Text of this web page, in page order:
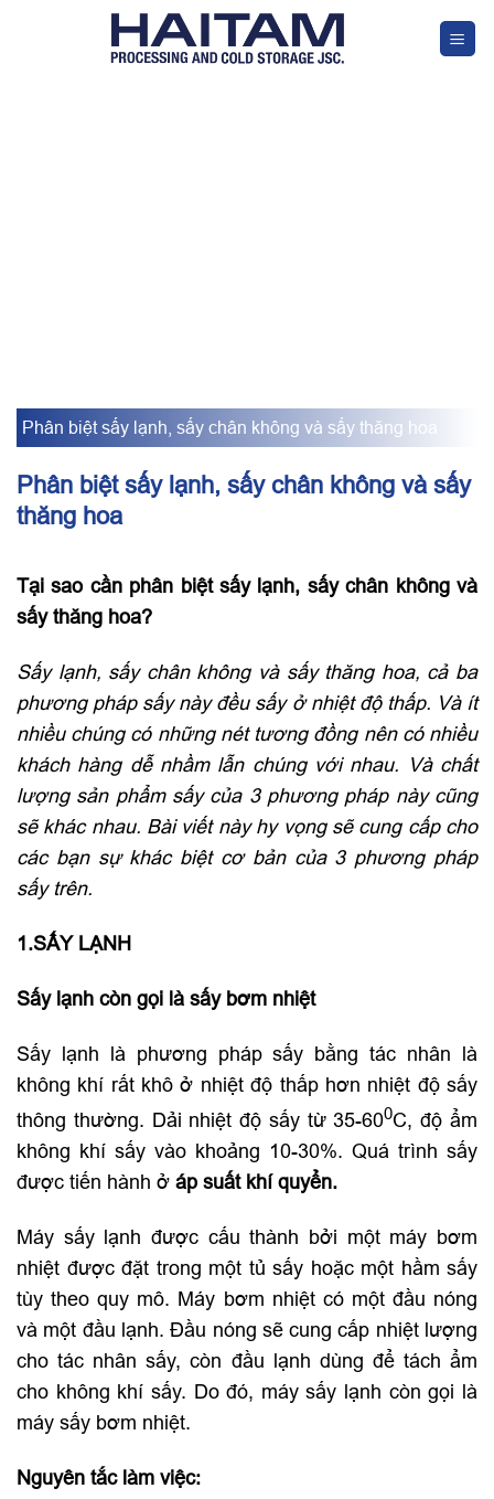
Phân biệt sấy lạnh, sấy chân không và sấy thăng hoa
Phân biệt sấy lạnh, sấy chân không và sấy
thăng hoa
Tại sao cần phân biệt sấy lạnh, sấy chân không và
sấy thăng hoa?
Sấy lạnh, sấy chân không và sấy thăng hoa, cả ba
phương pháp sấy này đều sấy ở nhiệt độ thấp. Và ít
nhiều chúng có những nét tương đồng nên có nhiều
khách hàng dễ nhầm lẫn chúng với nhau. Và chất
lượng sản phẩm sấy của 3 phương pháp này cũng
sẽ khác nhau. Bài viết này hy vọng sẽ cung cấp cho
các bạn sự khác biệt cơ bản của 3 phương pháp
sấy trên.
1.SẤY LẠNH
Sấy lạnh còn gọi là sấy bơm nhiệt
Sấy lạnh là phương pháp sấy bằng tác nhân là
không khí rất khô ở nhiệt độ thấp hơn nhiệt độ sấy
thông thường. Dải nhiệt độ sấy từ 35-600C, độ ẩm
không khí sấy vào khoảng 10-30%. Quá trình sấy
được tiến hành ở áp suất khí quyển.
Máy sấy lạnh được cấu thành bởi một máy bơm
nhiệt được đặt trong một tủ sấy hoặc một hầm sấy
tùy theo quy mô. Máy bơm nhiệt có một đầu nóng
và một đầu lạnh. Đầu nóng sẽ cung cấp nhiệt lượng
cho tác nhân sấy, còn đầu lạnh dùng để tách ẩm
cho không khí sấy. Do đó, máy sấy lạnh còn gọi là
máy sấy bơm nhiệt.
Nguyên tắc làm việc: